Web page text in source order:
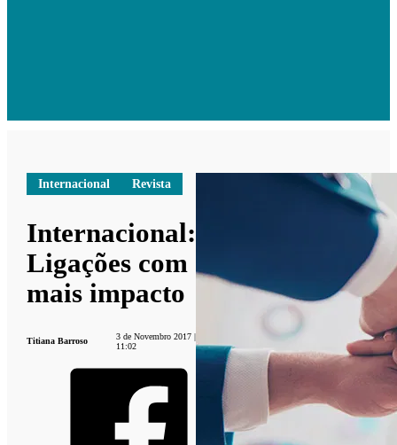
Internacional Revista
Internacional:
Ligações com
mais impacto
Titiana Barroso
3 de Novembro 2017 |
11:02